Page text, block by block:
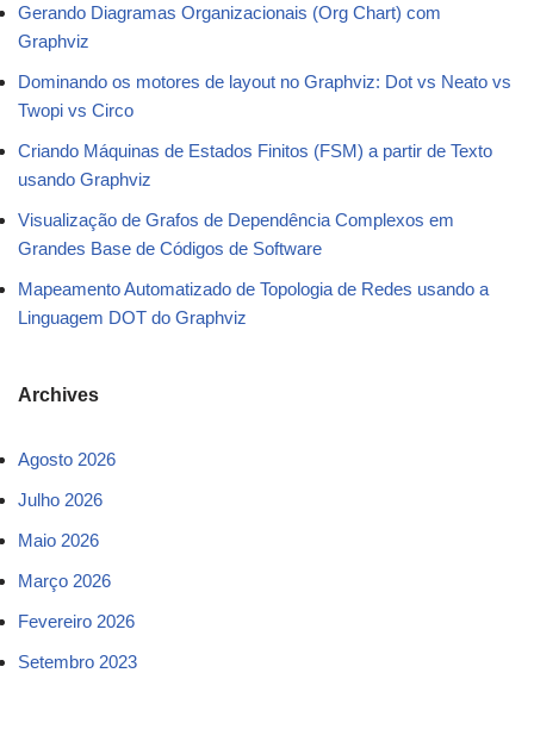
Gerando Diagramas Organizacionais (Org Chart) com
Graphviz
Dominando os motores de layout no Graphviz: Dot vs Neato vs
Twopi vs Circo
Criando Máquinas de Estados Finitos (FSM) a partir de Texto
usando Graphviz
Visualização de Grafos de Dependência Complexos em
Grandes Base de Códigos de Software
Mapeamento Automatizado de Topologia de Redes usando a
Linguagem DOT do Graphviz
Archives
Agosto 2026
Julho 2026
Maio 2026
Março 2026
Fevereiro 2026
Setembro 2023